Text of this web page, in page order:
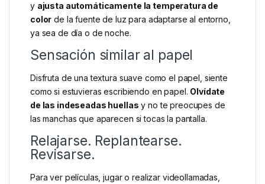
y ajusta automáticamente la temperatura de
color de la fuente de luz para adaptarse al entorno,
ya sea de día o de noche.
Sensación similar al papel
Disfruta de una textura suave como el papel, siente
como si estuvieras escribiendo en papel. Olvídate
de las indeseadas huellas y no te preocupes de
las manchas que aparecen si tocas la pantalla.
Relajarse. Replantearse.
Revisarse.
Para ver películas, jugar o realizar videollamadas,